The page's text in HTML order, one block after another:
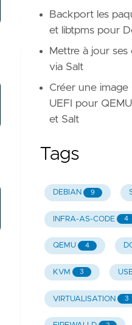
Backport les
et libtpms pour
Mettre à jour
via Salt
Créer une
UEFI pour
et Salt
Tags
DEBIAN 9
INFRA-AS-CODE 4
QEMU 4
KVM 3
VIRTUALISATION 3